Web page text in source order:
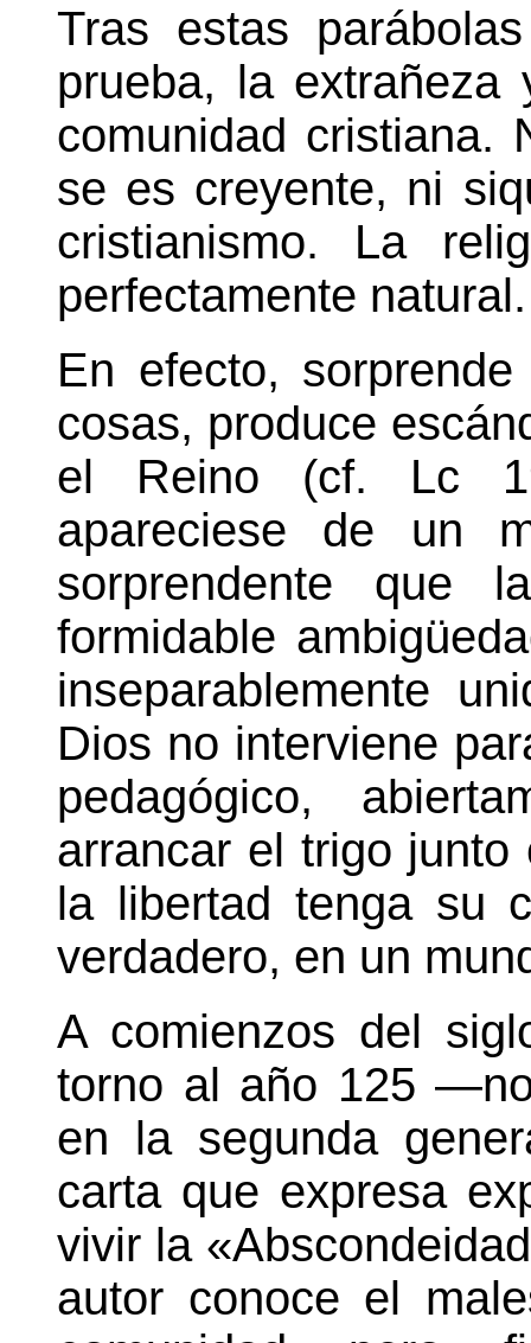
Tras estas
prueba, la
comunidad cristiana.
se es creyente, ni
cristianismo. La
perfectamente natural.
En efecto,
cosas, produce
el Reino (cf. Lc
apareciese de un
sorprendente que
formidable
inseparablemente
Dios no interviene
pedagógico,
arrancar el trigo
la libertad tenga su
verdadero, en un
A comienzos del
torno al año 125
en la segunda
carta que expresa
vivir la
autor conoce el